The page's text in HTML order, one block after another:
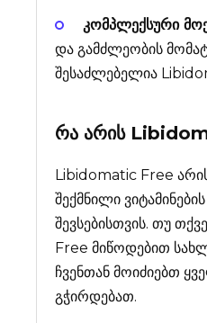
კომპლექსური
და გამძლეობის
შესაძლებელია
რა არის
Libidomatic Free
შექმნილი
შევსებისთვის. თუ
Free მიწოდებით
ჩვენთან მოიძიებთ
გჭირდებათ.